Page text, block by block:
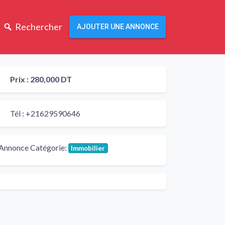
Rechercher AJOUTER UNE ANNONCE
Prix : 280,000 DT
Tél : +21629590646
Catégorie: Immobilier